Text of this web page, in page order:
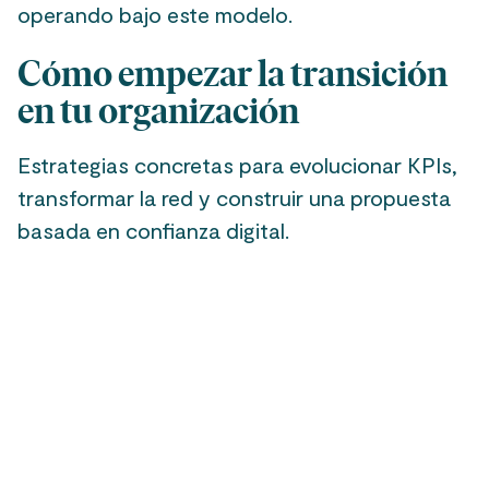
operando bajo este modelo.
Cómo empezar la transición
en tu organización
Estrategias concretas para evolucionar KPIs,
transformar la red y construir una propuesta
basada en confianza digital.